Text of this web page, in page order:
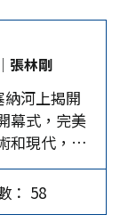
一分贏過
僅能以獎
是，加上香
部分，得金
上中華台北
法國電視台
牌，高居榜
世界紀錄的
」上也享
背景下，
但兩岸選手
表隊全面
40枚金牌
、舉重、射
大陸金牌
稱的中國跳
張林剛
河上揭開
幕式，完美
和現代，上
是，7月中
泳的衛生
直猜疑重
： 58